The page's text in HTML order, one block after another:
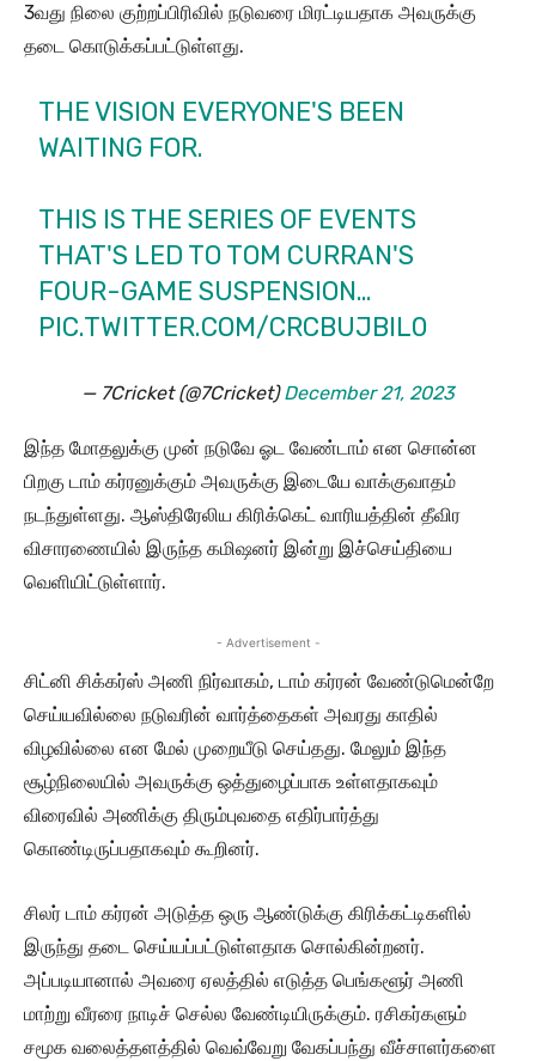
3வது நிலை குற்றப்பிரிவில் நடுவரை மிரட்டியதாக அவருக்கு
தடை கொடுக்கப்பட்டுள்ளது.
THE VISION EVERYONE'S BEEN
WAITING FOR.
THIS IS THE SERIES OF EVENTS
THAT'S LED TO TOM CURRAN'S
FOUR-GAME SUSPENSION…
PIC.TWITTER.COM/CRCBUJBIL0
— 7Cricket (@7Cricket)December 21, 2023
இந்த மோதலுக்கு முன் நடுவே ஓட வேண்டாம் என சொன்ன
பிறகு டாம் கர்ரனுக்கும் அவருக்கு இடையே வாக்குவாதம்
நடந்துள்ளது. ஆஸ்திரேலிய கிரிக்கெட் வாரியத்தின் தீவிர
விசாரணையில் இருந்த கமிஷனர் இன்று இச்செய்தியை
வெளியிட்டுள்ளார்.
- Advertisement -
சிட்னி சிக்கர்ஸ் அணி நிர்வாகம், டாம் கர்ரன் வேண்டுமென்றே
செய்யவில்லை நடுவரின் வார்த்தைகள் அவரது காதில்
விழவில்லை என மேல் முறையீடு செய்தது. மேலும் இந்த
சூழ்நிலையில் அவருக்கு ஒத்துழைப்பாக உள்ளதாகவும்
விரைவில் அணிக்கு திரும்புவதை எதிர்பார்த்து
கொண்டிருப்பதாகவும் கூறினர்.
சிலர் டாம் கர்ரன் அடுத்த ஒரு ஆண்டுக்கு கிரிக்கட்டிகளில்
இருந்து தடை செய்யப்பட்டுள்ளதாக சொல்கின்றனர்.
அப்படியானால் அவரை ஏலத்தில் எடுத்த பெங்களூர் அணி
மாற்று வீரரை நாடிச் செல்ல வேண்டியிருக்கும். ரசிகர்களும்
சமூக வலைத்தளத்தில் வெவ்வேறு வேகப்பந்து வீச்சாளர்களை